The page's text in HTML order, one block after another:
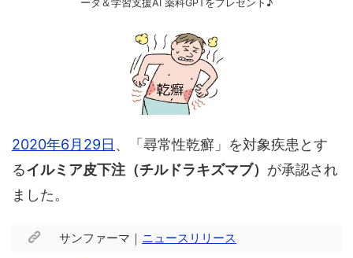
ータ＆学習支援AI 薬科GPTをプレゼント♪
2020年6月29日 、「尋常性乾癬」を対象疾患とす
るイルミア皮下注（チルドラキズマブ） が承認され
ました。
サンファーマ｜ ニュースリリース